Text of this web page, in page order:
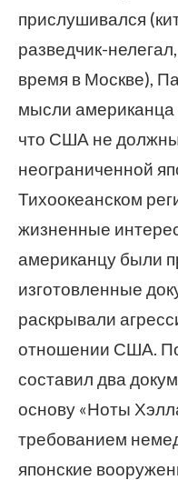
прислушивался
разведчик-
время в Москве),
мысли американца
что США не
неограниченной
Тихоокеанском
жизненные
американцу были
изготовленные
раскрывали
отношении США.
составил два
основу «Ноты
требованием
японские